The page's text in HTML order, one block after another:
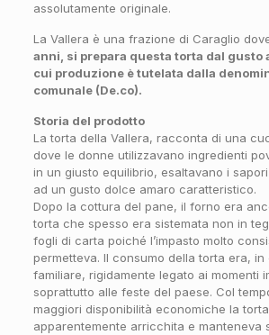
assolutamente originale.
La Vallera è una frazione di Caraglio
anni, si prepara questa torta dal gusto
cui produzione è tutelata dalla
comunale (De.co).
Storia del prodotto
La torta della Vallera, racconta di una
dove le donne utilizzavano ingredienti
in un giusto equilibrio, esaltavano i
ad un gusto dolce amaro caratteristico.
Dopo la cottura del pane, il forno era
torta che spesso era sistemata non in
fogli di carta poiché l’impasto molto
permetteva. Il consumo della torta era,
familiare, rigidamente legato ai momenti
soprattutto alle feste del paese. Col
maggiori disponibilità economiche la
apparentemente arricchita e manteneva